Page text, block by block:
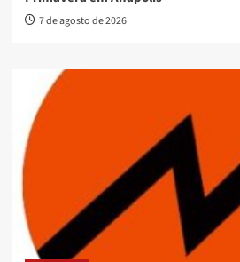
7 de agosto de 2026